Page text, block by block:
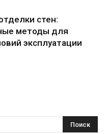
стен:
методы для
эксплуатации